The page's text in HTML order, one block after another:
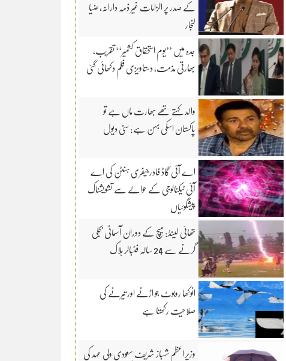
کے صدر پر الزامات غیر ذمہ دارانہ، ضیا
لنجار
جدہ میں ’’یوم استحقاق کشمیر‘‘ تقریب،
بھارتی مذمت، دستاویزی فلم دکھائی گئی
والد کہتے تھے بھارت ماں ہے تو
پاکستان اسکی بہن ہے: سنی دیول
اے آئی گاڈ فادرجیفری ہنٹن کی اے
آئی ٹیکنالوجی کے حوالے سے تشویشناک
پیشگوئیاں
تھائی لینڈ: میچ کے دوران آسمانی بجلی
گرنے سے 24 سالہ فٹبالر ہلاک
انوکھا روبوٹ جو اڑنے اور تیرنے کی
صلاحیت رکھتا ہے
وزیراعظم شہباز شریف سعودی ولی عہد کی